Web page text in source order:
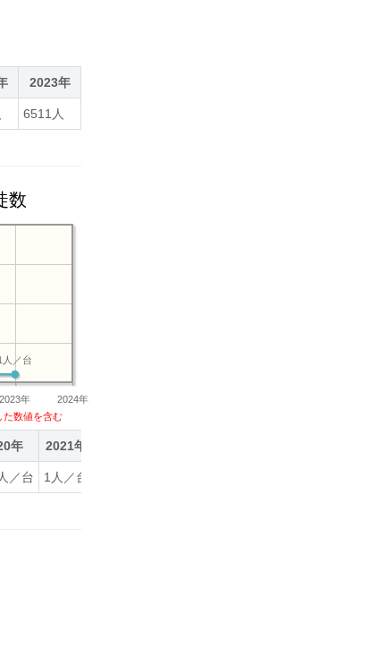
2023年
6511人
数
2023年 2024年
人／台
た数値を含む
年 2021年
／台 1人／台